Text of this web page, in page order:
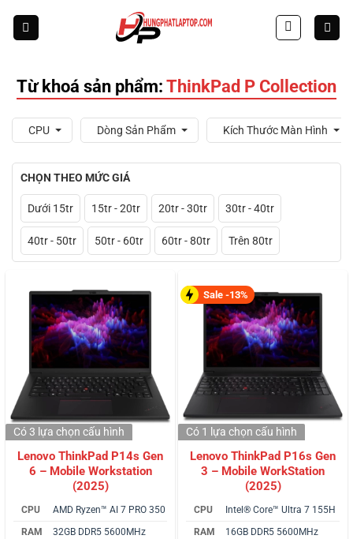
Từ khoá sản phẩm:ThinkPad P Collection
CPU Dòng Sản Phẩm Kích Thước Màn Hình
CHỌN THEO MỨC GIÁ
Dưới 15tr 15tr - 20tr 20tr - 30tr 30tr - 40tr
40tr - 50tr 50tr - 60tr 60tr - 80tr Trên 80tr
Lenovo ThinkPad P14s Gen
6 – Mobile Workstation
(2025)
CPU
AMD Ryzen™ AI 7 PRO 350
RAM
32GB DDR5 5600MHz
Có 3 lựa chọn cấu hình
Sale -13%
Lenovo ThinkPad P16s Gen
3 – Mobile WorkStation
(2025)
CPU
Intel® Core™ Ultra 7 155H
RAM
16GB DDR5 5600MHz
Có 1 lựa chọn cấu hình